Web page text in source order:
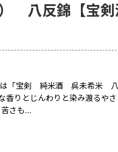
八反錦【宝剣
は「宝剣 純米酒 呉未希米
香りとじんわりと染み渡るやさ
苦さも…